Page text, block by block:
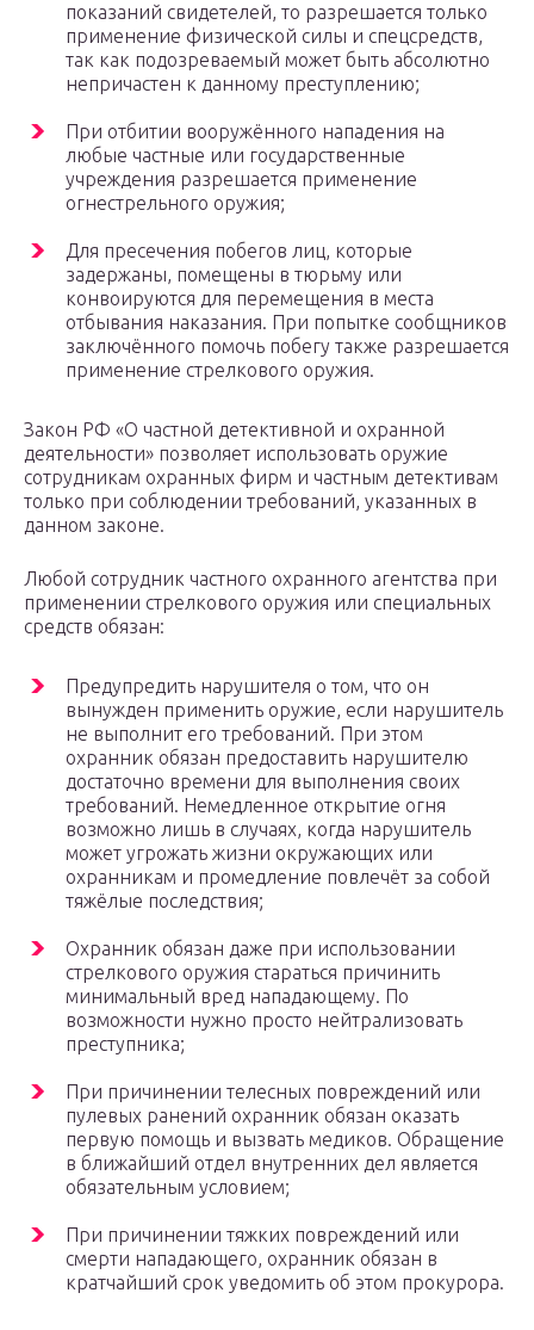
показаний свидетелей, то разрешается только
применение физической силы и спецсредств,
так как подозреваемый может быть абсолютно
непричастен к данному преступлению;
При отбитии вооружённого нападения на
любые частные или государственные
учреждения разрешается применение
огнестрельного оружия;
Для пресечения побегов лиц, которые
задержаны, помещены в тюрьму или
конвоируются для перемещения в места
отбывания наказания. При попытке сообщников
заключённого помочь побегу также разрешается
применение стрелкового оружия.
Закон РФ «О частной детективной и охранной
деятельности» позволяет использовать оружие
сотрудникам охранных фирм и частным детективам
только при соблюдении требований, указанных в
данном законе.
Любой сотрудник частного охранного агентства при
применении стрелкового оружия или специальных
средств обязан:
Предупредить нарушителя о том, что он
вынужден применить оружие, если нарушитель
не выполнит его требований. При этом
охранник обязан предоставить нарушителю
достаточно времени для выполнения своих
требований. Немедленное открытие огня
возможно лишь в случаях, когда нарушитель
может угрожать жизни окружающих или
охранникам и промедление повлечёт за собой
тяжёлые последствия;
Охранник обязан даже при использовании
стрелкового оружия стараться причинить
минимальный вред нападающему. По
возможности нужно просто нейтрализовать
преступника;
При причинении телесных повреждений или
пулевых ранений охранник обязан оказать
первую помощь и вызвать медиков. Обращение
в ближайший отдел внутренних дел является
обязательным условием;
При причинении тяжких повреждений или
смерти нападающего, охранник обязан в
кратчайший срок уведомить об этом прокурора.